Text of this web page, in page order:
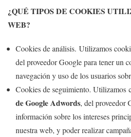
¿QUÉ TIPOS DE COOKIES
WEB?
Cookies de análisis. Utilizamos
del proveedor Google para tener un
navegación y uso de los usuarios
Cookies de seguimiento. Utilizamos
de Google Adwords, del proveedor
información sobre los intereses
nuestra web, y poder realizar